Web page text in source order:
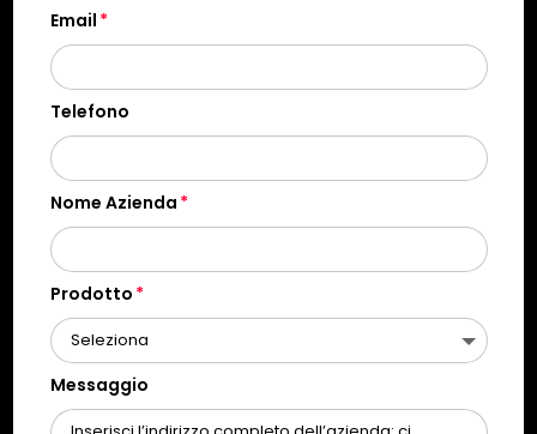
Email
Telefono
Nome Azienda
Prodotto
Messaggio